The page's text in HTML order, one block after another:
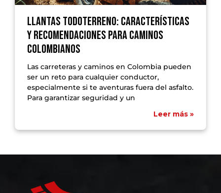
Llantas Todoterreno: Características
y Recomendaciones para Caminos
Colombianos
Las carreteras y caminos en Colombia pueden
ser un reto para cualquier conductor,
especialmente si te aventuras fuera del asfalto.
Para garantizar seguridad y un
Leer más »